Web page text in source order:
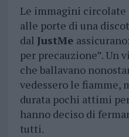
Le immagini circolate
alle porte di una
dal JustMe
per precauzione”. Un
che ballavano
vedessero le fiamme,
durata pochi attimi
hanno deciso di
tutti.